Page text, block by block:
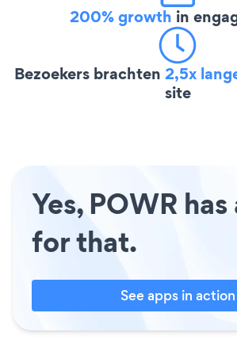
200% growth in
Bezoekers brachten 2,5x
site
Yes, POWR
for that.
See apps in action